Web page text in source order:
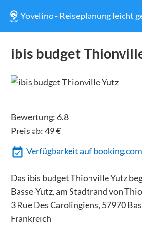
Yovelino - Reiseplanung leicht
ibis budget
Bewertung: 6.8
Preis ab:49€
Verfügbarkeit auf
Das ibis budget Thionville Yutz
Basse-Yutz, am Stadtrand von
3 Rue Des Carolingiens, 57970
Frankreich